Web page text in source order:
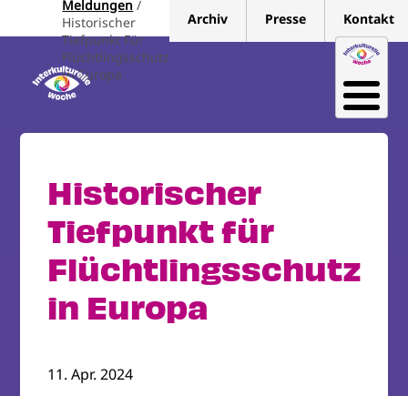
Meldungen
Historischer
Tiefpunkt Für
Flüchtlingsschutz
In Europa
Archiv Presse Kontakt
Historischer
Tiefpunkt für
Flüchtlingsschutz
in Europa
11. Apr. 2024